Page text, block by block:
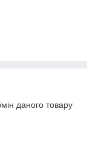
даного товару